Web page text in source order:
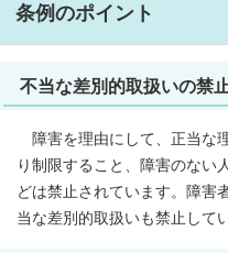
条例のポイント
不当な差別的取扱いの禁
障害を理由にして、正当な
り制限すること、障害のない
どは禁止されています。障害
当な差別的取扱いも禁止して